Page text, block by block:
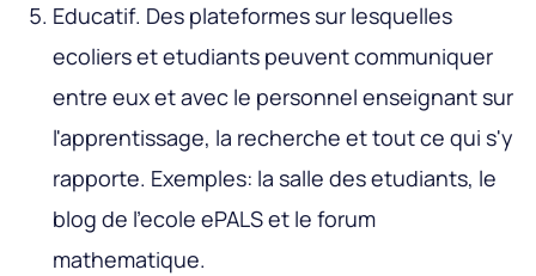
Educatif. Des plateformes sur lesquelles
ecoliers et etudiants peuvent communiquer
entre eux et avec le personnel enseignant sur
l'apprentissage, la recherche et tout ce qui s'y
rapporte. Exemples: la salle des etudiants, le
blog de l'ecole ePALS et le forum
mathematique.